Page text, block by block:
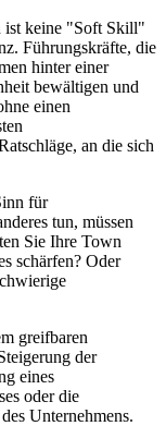
ist keine "Soft Skill"
Führungskräfte, die
hinter einer
bewältigen und
einen
an die sich
für
tun, müssen
Sie Ihre Town
schärfen? Oder
greifbaren
der
eines
oder die
Unternehmens.